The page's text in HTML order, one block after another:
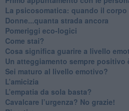
La psicosomatica: quando il corpo
Donne...quanta strada ancora
​Pomeriggi eco-logici
​Come stai?
Cosa significa guarire a livello
​Un atteggiamento sempre positivo
​Sei maturo al livello emotivo?
​L’amicizia
​L’empatia da sola basta?
​Cavalcare l’urgenza? No grazie!